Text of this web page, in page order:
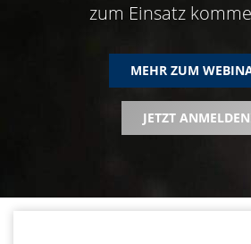
zum Einsatz
MEHR ZUM
JETZT ANMELDEN